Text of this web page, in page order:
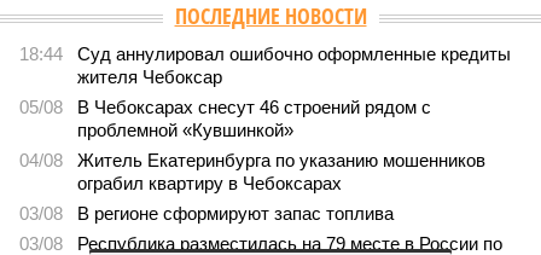
ПОСЛЕДНИЕ НОВОСТИ
18:44
Суд аннулировал ошибочно оформленные кредиты
жителя Чебоксар
05/08
В Чебоксарах снесут 46 строений рядом с
проблемной «Кувшинкой»
04/08
Житель Екатеринбурга по указанию мошенников
ограбил квартиру в Чебоксарах
03/08
В регионе сформируют запас топлива
03/08
Республика разместилась на 79 месте в России по